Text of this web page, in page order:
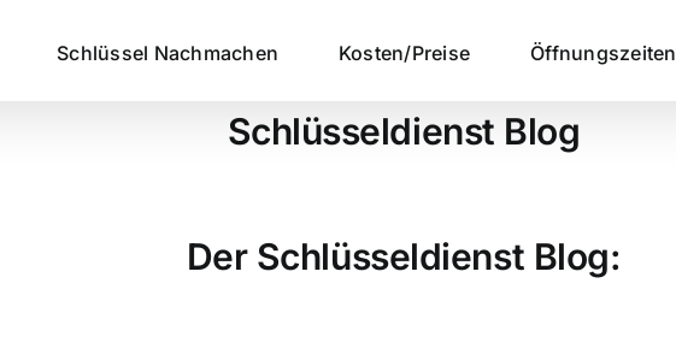
Schlüssel Nachmachen Kosten/Preise Öffnungszeiten
Schlüsseldienst Blog
Der Schlüsseldienst Blog: